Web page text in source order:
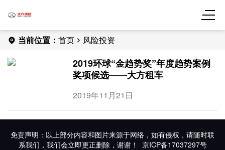
当前位置： 首页 风险投资
2019环球“金趋势奖”年度趋势案例
奖项候选——大方租车
2019年11月21日
免责声明：以上部分内容和图片来源于网络，如有侵权，请随时联
系我们，我们会立即更正删除，谢谢！ 京ICP备17037297号